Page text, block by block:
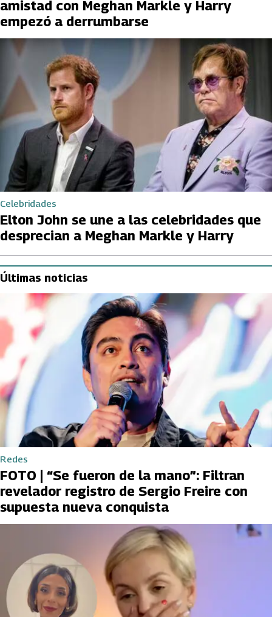
amistad con Meghan Markle y Harry
empezó a derrumbarse
Celebridades
Elton John se une a las celebridades que
desprecian a Meghan Markle y Harry
Últimas noticias
Redes
FOTO | “Se fueron de la mano”: Filtran
revelador registro de Sergio Freire con
supuesta nueva conquista